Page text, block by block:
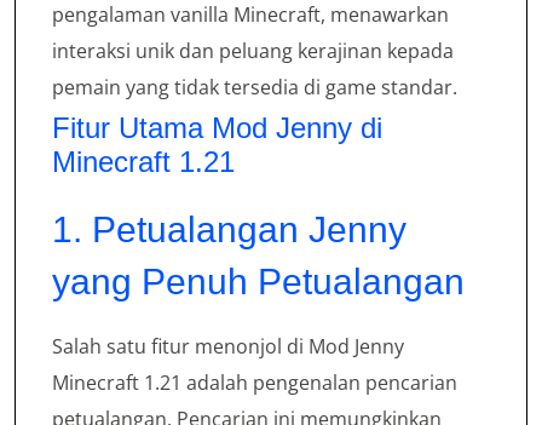
pengalaman vanilla Minecraft, menawarkan
interaksi unik dan peluang kerajinan kepada
pemain yang tidak tersedia di game standar.
Fitur Utama Mod Jenny di
Minecraft 1.21
1. Petualangan Jenny
yang Penuh Petualangan
Salah satu fitur menonjol di Mod Jenny
Minecraft 1.21 adalah pengenalan pencarian
petualangan. Pencarian ini memungkinkan